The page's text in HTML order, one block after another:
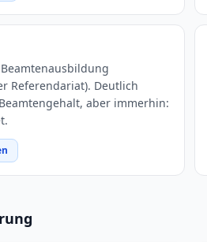
Referendariat). Deutlich
aber immerhin: